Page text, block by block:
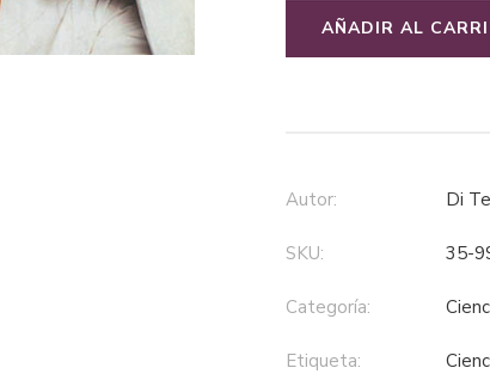
AÑADIR AL
Autor: Di
SKU: 35-
Categoría:
Etiqueta: